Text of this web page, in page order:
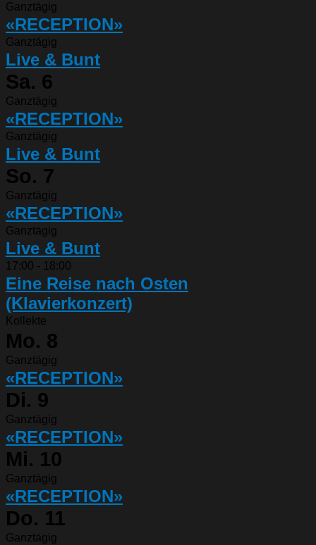
Ganztägig
«RECEPTION»
Ganztägig
Live & Bunt
Sa. 6
Ganztägig
«RECEPTION»
Ganztägig
Live & Bunt
So. 7
Ganztägig
«RECEPTION»
Ganztägig
Live & Bunt
17:00 - 18:00
Eine Reise nach Osten
(Klavierkonzert)
Kollekte
Mo. 8
Ganztägig
«RECEPTION»
Di. 9
Ganztägig
«RECEPTION»
Mi. 10
Ganztägig
«RECEPTION»
Do. 11
Ganztägig